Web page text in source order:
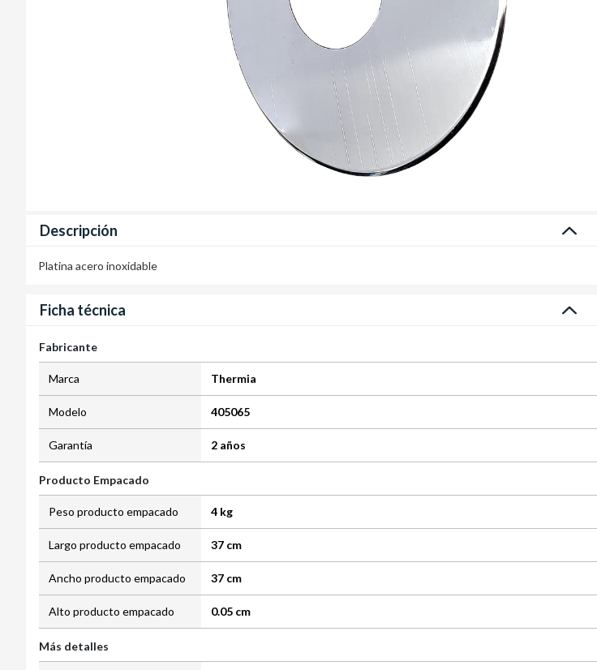
Descripción
Platina acero inoxidable
Ficha técnica
Fabricante
Marca Thermia
Modelo 405065
Garantía 2 años
Producto Empacado
Peso producto empacado 4 kg
Largo producto empacado 37 cm
Ancho producto empacado 37 cm
Alto producto empacado 0.05 cm
Más detalles